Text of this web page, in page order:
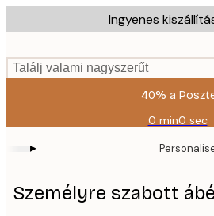
to
content.
Ingyenes
Találj valami nagyszerűt
40% a
0 min0 sec
2026-
08-
▸
Személyre szabott